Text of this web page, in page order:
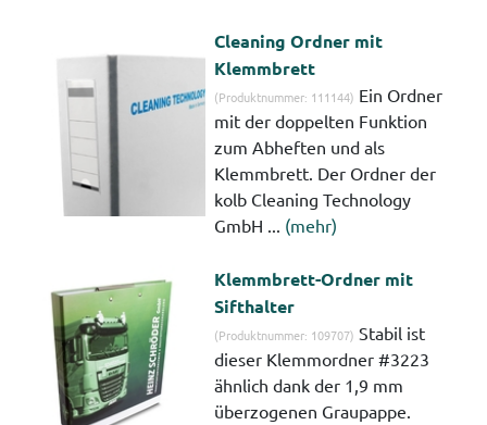
Cleaning Ordner mit
Klemmbrett
(Produktnummer: 111144) Ein Ordner
mit der doppelten Funktion
zum Abheften und als
Klemmbrett. Der Ordner der
kolb Cleaning Technology
GmbH ... (mehr)
Klemmbrett-Ordner mit
Sifthalter
(Produktnummer: 109707) Stabil ist
dieser Klemmordner #3223
ähnlich dank der 1,9 mm
überzogenen Graupappe.